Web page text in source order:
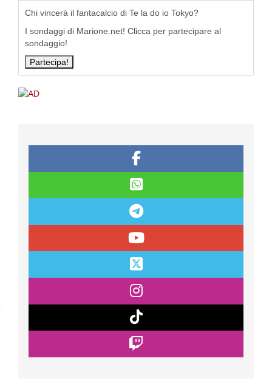
Chi vincerà il fantacalcio di Te la do io Tokyo?
I sondaggi di Marione.net! Clicca per partecipare al
sondaggio!